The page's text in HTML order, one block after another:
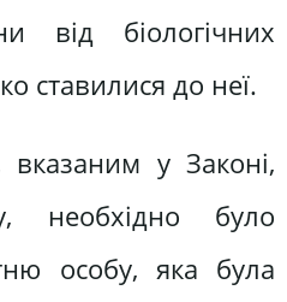
від біологічних
ставилися до неї.
у Законі,
необхідно було
особу, яка була